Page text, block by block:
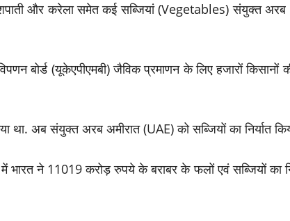
और करेला समेत कई सब्जियां (Vegetables) संयुक्त
बोर्ड (यूकेएपीएमबी) जैविक प्रमाणन के लिए हजारों किसानों
था. अब संयुक्त अरब अमीरात (UAE) को सब्जियों का निर्यात
ने 11019 करोड़ रुपये के बराबर के फलों एवं सब्जियों का